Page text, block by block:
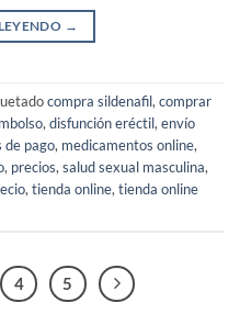
→
compra sildenafil, comprar
, disfunción eréctil, envío
de pago, medicamentos online,
, precios, salud sexual masculina,
, tienda online, tienda online
4 5